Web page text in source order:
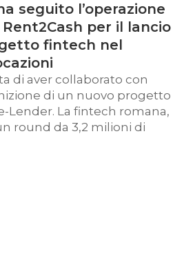
seguito l’operazione
per il lancio
fintech nel
di aver collaborato con
di un nuovo progetto
Lender. La fintech romana,
round da 3,2 milioni di